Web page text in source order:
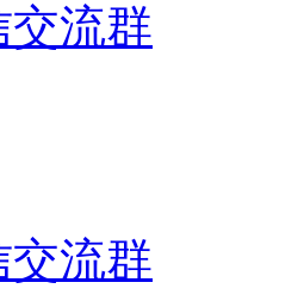
交流群
交流群